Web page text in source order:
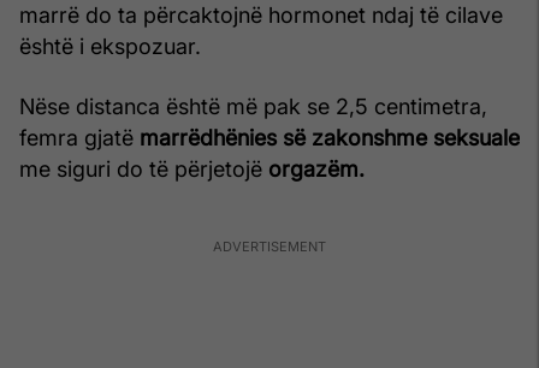
marrë do ta përcaktojnë hormonet ndaj të cilave
është i ekspozuar.
Nëse distanca është më pak se 2,5 centimetra,
femra gjatë marrëdhënies së zakonshme seksuale
me siguri do të përjetojë orgazëm.